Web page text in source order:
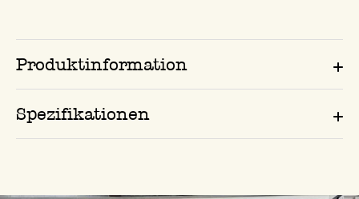
Produktinformation
Spezifikationen